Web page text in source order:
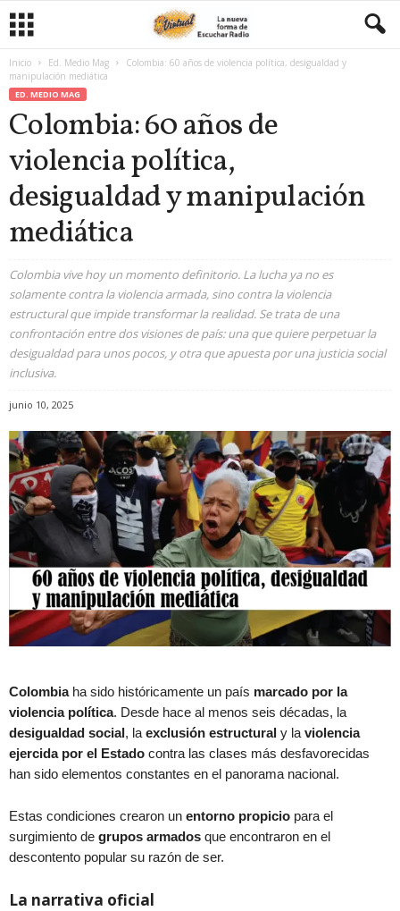
Inicio Ed. Medio Mag
Colombia: 60 años de violencia política, desigualdad y
manipulación mediática
ED. MEDIO MAG
Colombia: 60 años de
violencia política,
desigualdad y manipulación
mediática
Colombia vive hoy un momento definitorio. La lucha ya no es
solamente contra la violencia armada, sino contra la violencia
estructural que impide transformar la realidad. Se trata de una
confrontación entre dos visiones de país: una que quiere perpetuar la
desigualdad para unos pocos, y otra que apuesta por una justicia social
inclusiva.
junio 10, 2025
Colombia ha sido históricamente un país marcado por la
violencia política. Desde hace al menos seis décadas, la
desigualdad social, la exclusión estructural y la violencia
ejercida por el Estado contra las clases más desfavorecidas
han sido elementos constantes en el panorama nacional.
Estas condiciones crearon un entorno propicio para el
surgimiento de grupos armados que encontraron en el
descontento popular su razón de ser.
La narrativa oficial